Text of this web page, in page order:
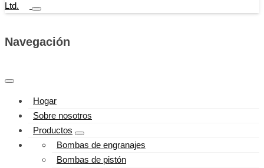
Navegación
Hogar
Sobre nosotros
Productos
Bombas de engranajes
Bombas de pistón